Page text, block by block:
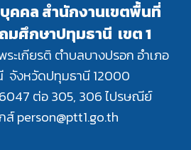
คคล สำนักงานเขตพื้นที่
มศึกษาปทุมธานี เขต 1
ะเกียรติ ตำบลบางปรอก อำเภอ
จังหวัดปทุมธานี 12000
ต่อ 305, 306 ไปรษณีย์
ส์ person@ptt1.go.th